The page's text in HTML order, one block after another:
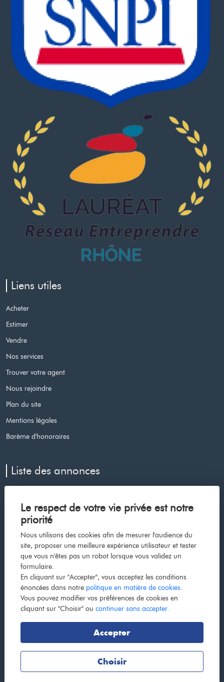
Le respect de votre vie privée est notre
priorité
Nous utilisons des cookies afin de mesurer l'audience du
site, proposer une meilleure expérience utilisateur et tester
que vous n'êtes pas un robot lorsque vous validez un
formulaire.
En cliquant sur "Accepter", vous acceptez les conditions
énoncées dans notre politique en matière de cookies.
Vous pouvez modifier vos préférences de cookies en
cliquant sur "Choisir" ou continuer sans accepter.
Accepter
Choisir
Liens utiles
Acheter
Estimer
Vendre
Nos services
Trouver votre agent
Nous rejoindre
Plan du site
Mentions légales
Barème d'honoraires
Liste des annonces
Maison à vendre à Voiron
Maison à vendre à Les avenieres veyrins thuellin
Maison à vendre à La cote saint andre
Maison à vendre à Bourgoin jallieu
Appartement à vendre à Grenoble
Appartement à vendre à La tour du pin
Maison à vendre à Dolomieu
Maison à vendre à La tour du pin